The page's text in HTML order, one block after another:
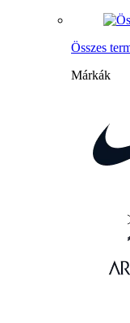
Összes
Márkák